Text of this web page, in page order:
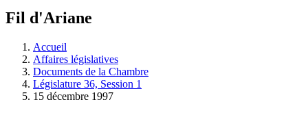
à
législative.
Fil d'Ariane
Accueil
Affaires législatives
Documents de la Chambre
Législature 36, Session 1
15 décembre 1997